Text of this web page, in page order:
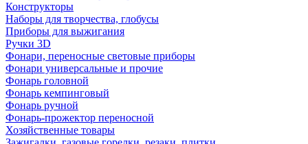
Конструкторы
Наборы для творчества, глобусы
Приборы для выжигания
Ручки 3D
Фонари, переносные световые приборы
Фонари универсальные и прочие
Фонарь головной
Фонарь кемпинговый
Фонарь ручной
Фонарь-прожектор переносной
Хозяйственные товары